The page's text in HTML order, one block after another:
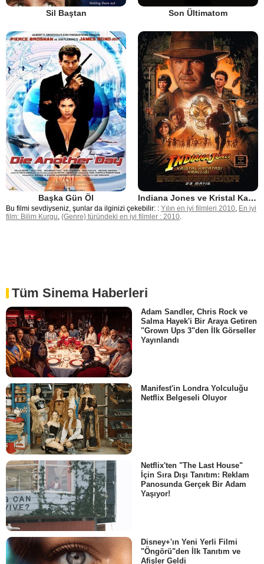
Sil Baştan Son Ültimatom
Başka Gün Öl Indiana Jones ve Kristal Kafatası Krallığı
Bu filmi sevdiyseniz, şunlar da ilginizi çekebilir: : Yılın en iyi filmleri 2010, En iyi
film: Bilim Kurgu, {Genre} türündeki en iyi filmler : 2010.
Tüm Sinema Haberleri
Adam Sandler, Chris Rock ve
Salma Hayek'i Bir Araya Getiren
"Grown Ups 3"den İlk Görseller
Yayınlandı
Manifest'in Londra Yolculuğu
Netflix Belgeseli Oluyor
Netflix'ten "The Last House"
İçin Sıra Dışı Tanıtım: Reklam
Panosunda Gerçek Bir Adam
Yaşıyor!
Disney+'ın Yeni Yerli Filmi
"Öngörü"den İlk Tanıtım ve
Afişler Geldi